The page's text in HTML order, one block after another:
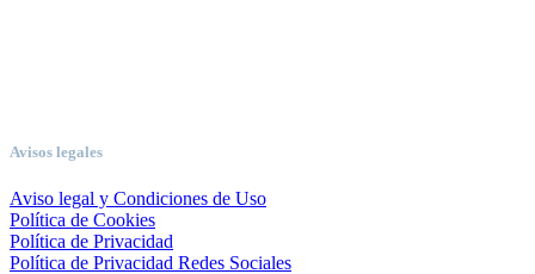
Avisos legales
Aviso legal y Condiciones de Uso
Política de Cookies
Política de Privacidad
Política de Privacidad Redes Sociales